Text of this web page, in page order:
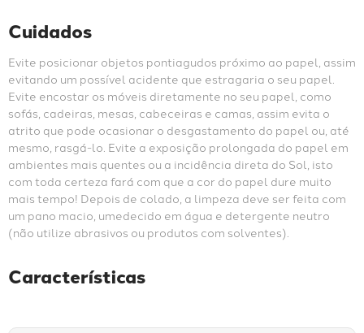
Cuidados
Evite posicionar objetos pontiagudos próximo ao papel, assim
evitando um possível acidente que estragaria o seu papel.
Evite encostar os móveis diretamente no seu papel, como
sofás, cadeiras, mesas, cabeceiras e camas, assim evita o
atrito que pode ocasionar o desgastamento do papel ou, até
mesmo, rasgá-lo. Evite a exposição prolongada do papel em
ambientes mais quentes ou a incidência direta do Sol, isto
com toda certeza fará com que a cor do papel dure muito
mais tempo! Depois de colado, a limpeza deve ser feita com
um pano macio, umedecido em água e detergente neutro
(não utilize abrasivos ou produtos com solventes).
Características